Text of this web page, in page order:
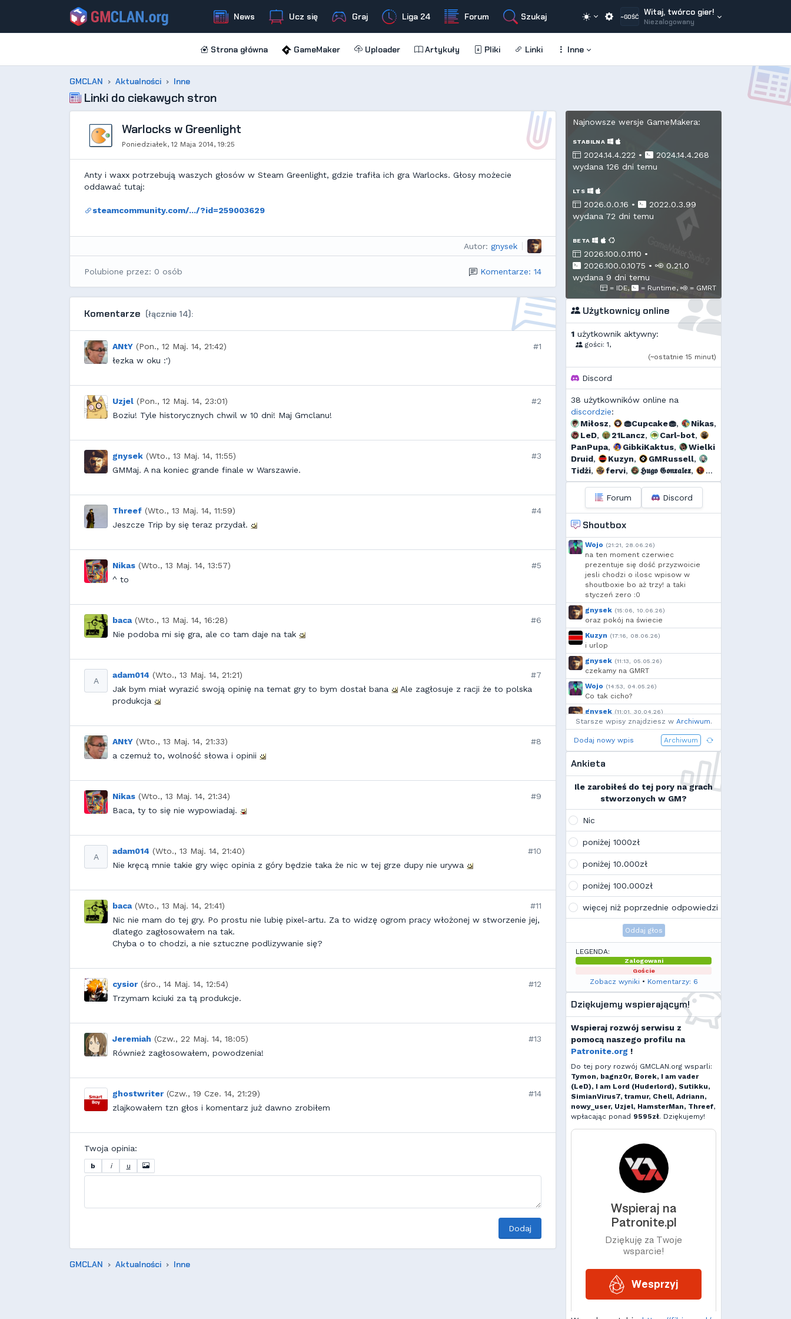
~GOŚĆ Witaj, twórco gier!
Niezalogowany
News Ucz się Graj Liga 24 Forum Szukaj
Strona główna GameMaker Uploader Artykuły Pliki Linki Inne
GMCLAN Aktualności Inne
Linki do ciekawych stron
Warlocks w Greenlight
Poniedziałek, 12 Maja 2014, 19:25
Anty i waxx potrzebują waszych głosów w Steam Greenlight, gdzie trafiła ich gra Warlocks. Głosy możecie
oddawać tutaj:
steamcommunity.com/.../?id=259003629
Autor: gnysek
Polubione przez: 0 osób Komentarze: 14
Komentarze (łącznie 14):
ANtY (Pon., 12 Maj. 14, 21:42)
#1
łezka w oku :')
Uzjel (Pon., 12 Maj. 14, 23:01)
#2
Boziu! Tyle historycznych chwil w 10 dni! Maj Gmclanu!
gnysek (Wto., 13 Maj. 14, 11:55)
#3
GMMaj. A na koniec grande finale w Warszawie.
Threef (Wto., 13 Maj. 14, 11:59)
#4
Jeszcze Trip by się teraz przydał.
Nikas (Wto., 13 Maj. 14, 13:57)
#5
^ to
baca (Wto., 13 Maj. 14, 16:28)
#6
Nie podoba mi się gra, ale co tam daje na tak
A
adam014 (Wto., 13 Maj. 14, 21:21)
#7
Jak bym miał wyrazić swoją opinię na temat gry to bym dostał bana
Ale zagłosuje z racji że to polska
produkcja
ANtY (Wto., 13 Maj. 14, 21:33)
#8
a czemuż to, wolność słowa i opinii
Nikas (Wto., 13 Maj. 14, 21:34)
#9
Baca, ty to się nie wypowiadaj.
A
adam014 (Wto., 13 Maj. 14, 21:40)
#10
Nie kręcą mnie takie gry więc opinia z góry będzie taka że nic w tej grze dupy nie urywa
baca (Wto., 13 Maj. 14, 21:41)
#11
Nic nie mam do tej gry. Po prostu nie lubię pixel-artu. Za to widzę ogrom pracy włożonej w stworzenie jej,
dlatego zagłosowałem na tak.
Chyba o to chodzi, a nie sztuczne podlizywanie się?
cysior (śro., 14 Maj. 14, 12:54)
#12
Trzymam kciuki za tą produkcje.
Jeremiah (Czw., 22 Maj. 14, 18:05)
#13
Również zagłosowałem, powodzenia!
ghostwriter (Czw., 19 Cze. 14, 21:29)
#14
zlajkowałem tzn głos i komentarz już dawno zrobiłem
Twoja opinia:
b i u
Dodaj
GMCLAN Aktualności Inne
Najnowsze wersje GameMakera:
STABILNA
2024.14.4.222 •
2024.14.4.268
wydana 126 dni temu
LTS
2026.0.0.16 •
2022.0.3.99
wydana 72 dni temu
BETA
2026.100.0.1110 •
2026.100.0.1075 •
0.21.0
wydana 9 dni temu
= IDE, = Runtime, = GMRT
Użytkownicy online
1 użytkownik aktywny:
gości: 1,
(~ostatnie 15 minut)
Discord
38 użytkowników online na
discordzie:
Miłosz, 🧁Cupcake🧁, Nikas,
LeD, 21Lancz, Carl-bot,
PanPupa, GibkiKaktus,
Wielki
Druid, Kuzyn, GMRussell,
Tidżi, fervi, 𝕳𝖚𝖌𝖔 𝕲𝖔𝖓𝖝𝖆𝖑𝖊𝖝,
𝕯𝖎𝖆𝖓𝖆, Threef, s..., Jarkozpl,
yazaa , HappyOrange Dyno
🆅🅸🆃🅾74🅼, szmalu,
OdrzuconyKrakers
Danieo
Mtax, Voytec, GreenClover
l..., Cebul, Add92,
Krzysiek1250 , h...
Forum Discord
Shoutbox
Wojo (21:21, 28.06.26)
na ten moment czerwiec
prezentuje się dość przyzwoicie
jesli chodzi o ilosc wpisow w
shoutboxie bo aż trzy! a taki
styczeń zero :0
gnysek (15:06, 10.06.26)
oraz pokój na świecie
Kuzyn (17:16, 08.06.26)
i urlop
gnysek (11:13, 05.05.26)
czekamy na GMRT
Wojo (14:53, 04.05.26)
Co tak cicho?
gnysek (11:01, 30.04.26)
Grill panie, grill.
Wojo
(14:18, 29.04.26)
Jak planujecie spędzić najbliższą
Ja zainstalowałem sobie Linux mint
na swoim laptopie
Wojo
Tak, po zmianach gmclan przeżywa
wskazują, że ten rok będzie rokiem
Linuxa, rokiem odejścia od
discorda na rzecz forów
internetowych
K Kamilek
Ale klimat tu znowu wrócić!
Starsze wpisy znajdziesz w Archiwum.
Dodaj nowy wpis Archiwum
Ankieta
Ile zarobiłeś do tej pory na grach
stworzonych w GM?
Nic
poniżej 1000zł
poniżej 10.000zł
poniżej 100.000zł
więcej niż poprzednie odpowiedzi
Oddaj głos
LEGENDA:
Zalogowani
Goście
Zobacz wyniki • Komentarzy: 6
Dziękujemy wspierającym!
Wspieraj rozwój serwisu z
pomocą naszego profilu na
Patronite.org !
Do tej pory rozwój GMCLAN.org wsparli:
Tymon, bagnz0r, Borek, I am vader
(LeD), I am Lord (Huderlord), Sutikku,
SimianVirus7, tramur, Chell, Adriann,
nowy_user, Uzjel, HamsterMan, Threef,
wpłacając ponad 9595zł. Dziękujemy!